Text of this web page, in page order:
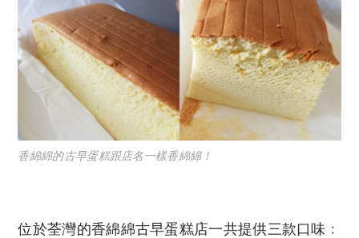
香綿綿的古早蛋糕跟店名一樣香綿綿！
位於荃灣的香綿綿古早蛋糕店一共提供三款口味﹕